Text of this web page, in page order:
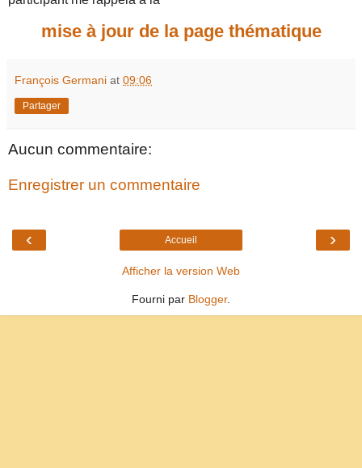
mise à jour de la page thématique
François Germani at 09:06
Partager
Aucun commentaire:
Enregistrer un commentaire
‹ ›
Accueil
Afficher la version Web
Fourni par Blogger.